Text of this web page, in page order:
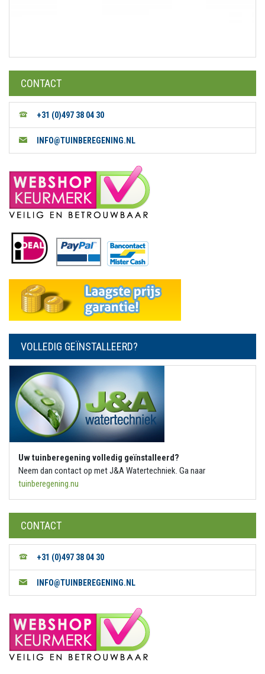
CONTACT
+31 (0)497 38 04 30
INFO@TUINBEREGENING.NL
VOLLEDIG GEÏNSTALLEERD?
Uw tuinberegening volledig geïnstalleerd?
Neem dan contact op met J&A Watertechniek. Ga naar
tuinberegening.nu
CONTACT
+31 (0)497 38 04 30
INFO@TUINBEREGENING.NL